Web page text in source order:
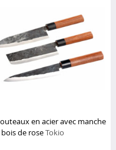
en acier avec manche
bois de roseTokio